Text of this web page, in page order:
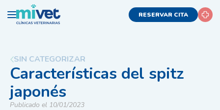
RESERVAR CITA
SIN CATEGORIZAR
Características del spitz
japonés
Publicado el 10/01/2023